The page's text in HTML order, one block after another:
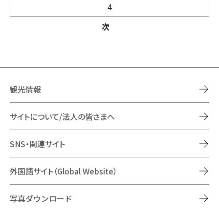
4
次
観光情報
サイトについて/法人の皆さまへ
SNS・関連サイト
外国語サイト（Global Website）
写真ダウンロード